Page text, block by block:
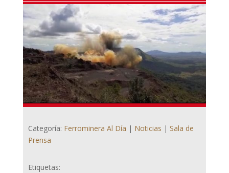
Categoría: Ferrominera Al Día | Noticias | Sala de
Prensa
Etiquetas: